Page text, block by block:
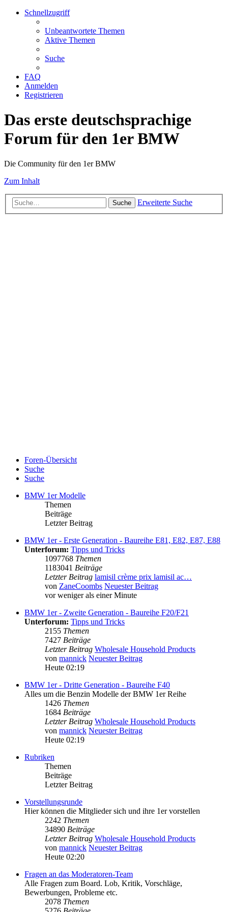
Schnellzugriff
Unbeantwortete Themen
Aktive Themen
Suche
FAQ
Anmelden
Registrieren
Das erste deutschsprachige
Forum für den 1er BMW
Die Community für den 1er BMW
Zum Inhalt
Suche Erweiterte Suche
Foren-Übersicht
Suche
Suche
BMW 1er Modelle
Themen
Beiträge
Letzter Beitrag
BMW 1er - Erste Generation - Baureihe E81, E82, E87, E88
Unterforum: Tipps und Tricks
1097768 Themen
1183041 Beiträge
Letzter Beitrag lamisil crème prix lamisil ac…
von ZaneCoombs Neuester Beitrag
vor weniger als einer Minute
BMW 1er - Zweite Generation - Baureihe F20/F21
Unterforum: Tipps und Tricks
2155 Themen
7427 Beiträge
Letzter Beitrag Wholesale Household Products
von mannick Neuester Beitrag
Heute 02:19
BMW 1er - Dritte Generation - Baureihe F40
Alles um die Benzin Modelle der BMW 1er Reihe
1426 Themen
1684 Beiträge
Letzter Beitrag Wholesale Household Products
von mannick Neuester Beitrag
Heute 02:19
Rubriken
Themen
Beiträge
Letzter Beitrag
Vorstellungsrunde
Hier können die Mitglieder sich und ihre 1er vorstellen
2242 Themen
34890 Beiträge
Letzter Beitrag Wholesale Household Products
von mannick Neuester Beitrag
Heute 02:20
Fragen an das Moderatoren-Team
Alle Fragen zum Board. Lob, Kritik, Vorschläge,
Bewerbungen, Probleme etc.
2078 Themen